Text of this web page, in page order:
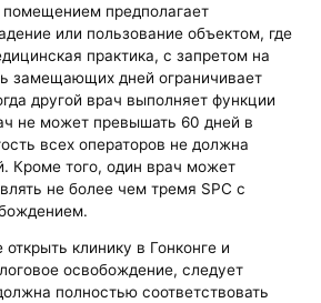
предполагает
или пользование объектом, где
практика, с запретом на
замещающих дней ограничивает
другой врач выполняет функции
не может превышать 60 дней в
всех операторов не должна
Кроме того, один врач может
не более чем тремя SPC с
клинику в Гонконге и
освобождение, следует
полностью соответствовать